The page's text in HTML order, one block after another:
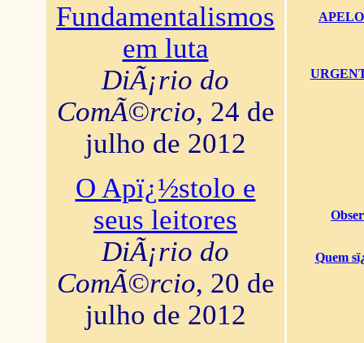
Fundamentalismos
em luta
DiÃ¡rio do
ComÃ©rcio, 24 de
julho de 2012
O Apï¿½stolo e
seus leitores
DiÃ¡rio do
ComÃ©rcio, 20 de
julho de 2012
Quem